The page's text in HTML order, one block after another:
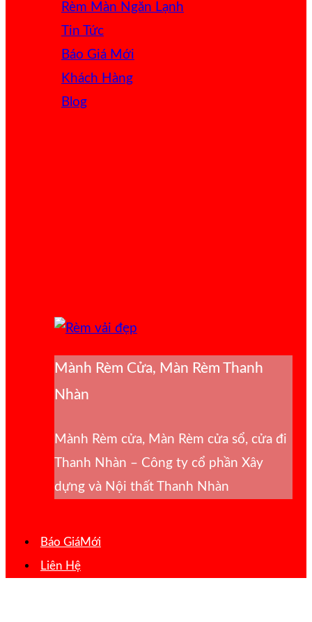
Rèm Màn Ngăn Lạnh
Tin Tức
Báo Giá
Khách Hàng
Blog
Mành Rèm Cửa, Màn Rèm Thanh
Nhàn
Mành Rèm cửa, Màn Rèm cửa sổ, cửa đi
Thanh Nhàn – Công ty cổ phần Xây
dựng và Nội thất Thanh Nhàn
Báo Giá
Liên Hệ